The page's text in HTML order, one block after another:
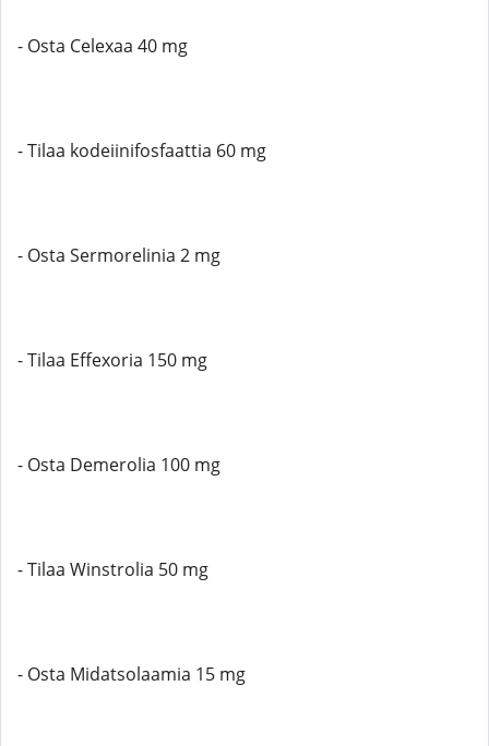
- Osta Celexaa 40 mg
- Tilaa kodeiinifosfaattia 60 mg
- Osta Sermorelinia 2 mg
- Tilaa Effexoria 150 mg
- Osta Demerolia 100 mg
- Tilaa Winstrolia 50 mg
- Osta Midatsolaamia 15 mg